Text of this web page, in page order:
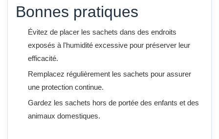
Bonnes pratiques
Évitez de placer les sachets dans des endroits
exposés à l'humidité excessive pour préserver leur
efficacité.
Remplacez régulièrement les sachets pour assurer
une protection continue.
Gardez les sachets hors de portée des enfants et des
animaux domestiques.